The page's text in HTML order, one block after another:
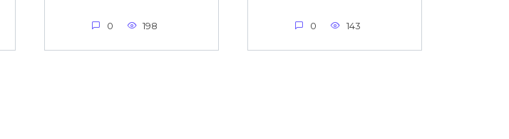
0 198 0 143